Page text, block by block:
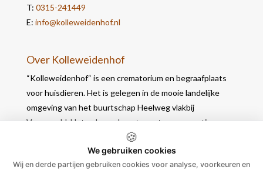
T: 0315-241449
E: info@kolleweidenhof.nl
Over Kolleweidenhof
“Kolleweidenhof“ is een crematorium en begraafplaats
voor huisdieren. Het is gelegen in de mooie landelijke
omgeving van het buurtschap Heelweg vlakbij
Varsseveld. Het gebouw bevat naast een crematie- en
werkruimte, 2 opbaarruimtes waar u in alle rust nog
afscheid kunt nemen.
🍪
We gebruiken cookies
Wij en derde partijen gebruiken cookies voor analyse, voorkeuren en